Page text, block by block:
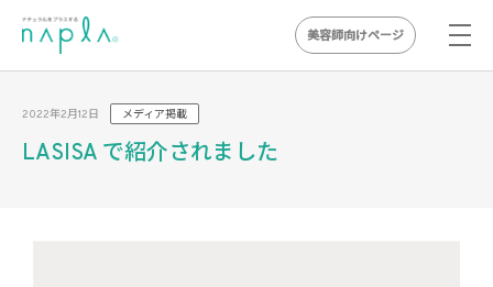
content
美容師向けページ
2022年2月12日 メディア掲載
LASISA で紹介されました